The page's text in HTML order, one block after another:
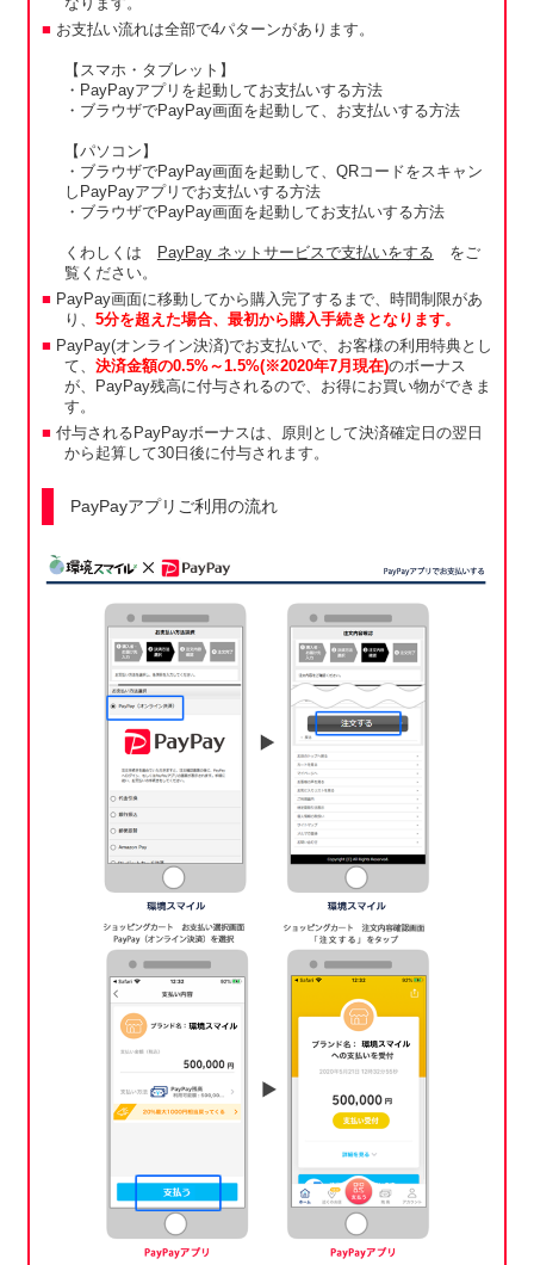
お支払い流れは全部で4パターンがあります。
【スマホ・タブレット】
・PayPayアプリを起動してお支払いする方法
・ブラウザでPayPay画面を起動して、お支払いする方法
【パソコン】
・ブラウザでPayPay画面を起動して、QRコードをスキャン
しPayPayアプリでお支払いする方法
・ブラウザでPayPay画面を起動してお支払いする方法
くわしくは PayPay ネットサービスで支払いをする をご
覧ください。
PayPay画面に移動してから購入完了するまで、時間制限があ
り、 5分を超えた場合、最初から購入手続きとなります。
PayPay(オンライン決済)でお支払いで、お客様の利用特典とし
て、 決済金額の0.5%～1.5%(※2020年7月現在)のボーナス
が、PayPay残高に付与されるので、お得にお買い物ができま
す。
付与されるPayPayボーナスは、原則として決済確定日の翌日
から起算して30日後に付与されます。
PayPayアプリご利用の流れ